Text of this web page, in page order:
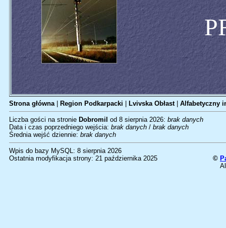
Strona główna| Region Podkarpacki Lvivska Obłast| Alfabetyczny
Liczba gości na stronie Dobromil od 8 sierpnia 2026: brak danych
Data i czas poprzedniego wejścia: brak danych / brak danych
Średnia wejść dziennie: brak danych
Wpis do bazy MySQL: 8 sierpnia 2026
Ostatnia modyfikacja strony: 21 października 2025
©